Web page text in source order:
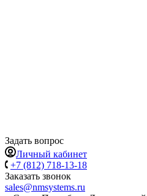
Задать вопрос
Личный кабинет
+7 (812) 718-13-18
Заказать звонок
sales@nmsystems.ru